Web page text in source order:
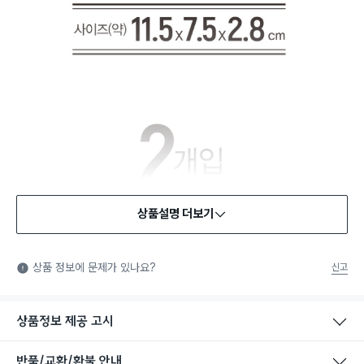
상품설명 더보기
상품 정보에 문제가 있나요? 신고
상품정보 제공 고시
반품/교환/환불 안내